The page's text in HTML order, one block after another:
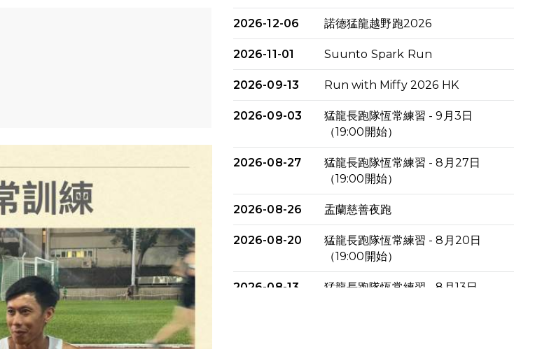
2026-12-06 諾德猛龍越野跑2026
2026-11-01 Suunto Spark Run
2026-09-13 Run with Miffy 2026 HK
2026-09-03
猛龍長跑隊恆常練習 - 9月3日
（19:00開始）
2026-08-27
猛龍長跑隊恆常練習 - 8月27日
（19:00開始）
2026-08-26 盂蘭慈善夜跑
2026-08-20
猛龍長跑隊恆常練習 - 8月20日
（19:00開始）
2026-08-13
猛龍長跑隊恆常練習 - 8月13日